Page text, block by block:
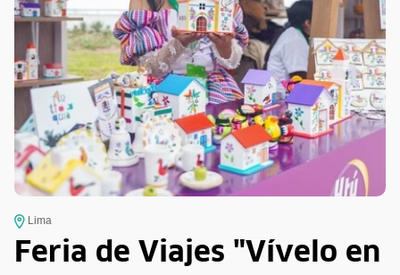
Lima
Feria de Viajes "Vívelo en